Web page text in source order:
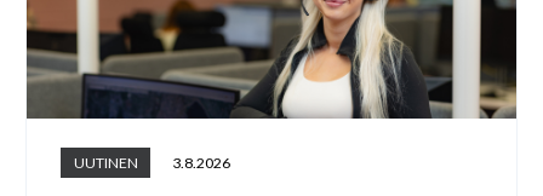
UUTINEN 3.8.2026